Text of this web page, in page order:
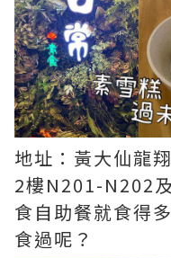
地址：黃大仙龍
2樓N201-N202
食自助餐就食得
食過呢？